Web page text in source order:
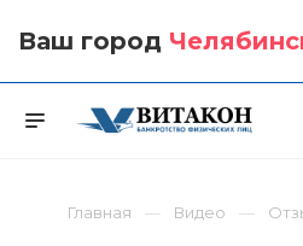
Ваш город
Главная Видео